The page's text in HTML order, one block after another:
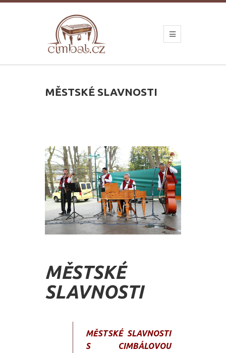
MĚSTSKÉ SLAVNOSTI
MĚSTSKÉ
SLAVNOSTI
MĚSTSKÉ SLAVNOSTI
S CIMBÁLOVOU